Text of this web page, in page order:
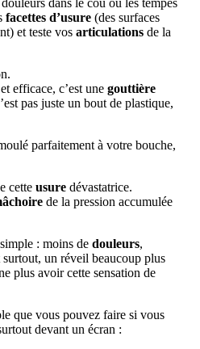
douleurs dans le cou ou les tempes
facettes d’usure (des surfaces
et teste vos articulations de la
efficace, c’est une gouttière
pas juste un bout de plastique,
parfaitement à votre bouche,
cette usure dévastatrice.
de la pression accumulée
: moins de douleurs,
surtout, un réveil beaucoup plus
plus avoir cette sensation de
que vous pouvez faire si vous
devant un écran :